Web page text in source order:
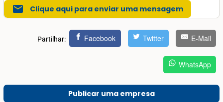
mail Clique aqui para enviar uma mensagem
Partilhar: Facebook Twitter E-Mail
WhatsApp
Publicar uma empresa